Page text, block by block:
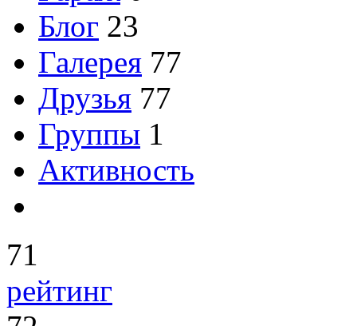
Блог 23
Галерея 77
Друзья 77
Группы 1
Активность
71
рейтинг